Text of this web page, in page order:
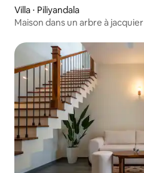
Villa ⋅ Piliyandala
Maison dans un arbre à jacquier